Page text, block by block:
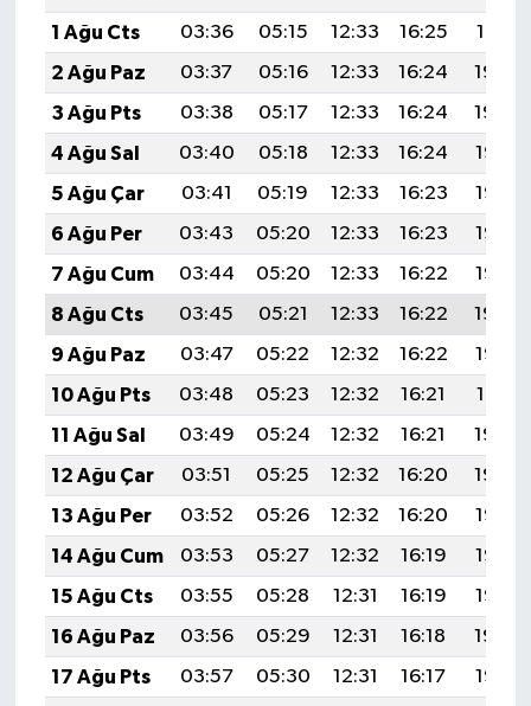
1 Ağu Cts
03:36 05:15 12:33 16:25
19:41
2 Ağu Paz
03:37 05:16 12:33 16:24
19:40
3 Ağu Pts
03:38 05:17 12:33 16:24
19:39
4 Ağu Sal
03:40 05:18 12:33 16:24
19:38
5 Ağu Çar
03:41 05:19 12:33 16:23
19:37
6 Ağu Per
03:43 05:20 12:33 16:23
19:36
7 Ağu Cum
03:44 05:20 12:33 16:22
19:35
8 Ağu Cts
03:45 05:21 12:33 16:22
19:34
9 Ağu Paz
03:47 05:22 12:32 16:22
19:33
10 Ağu Pts
03:48 05:23 12:32 16:21
19:31
11 Ağu Sal
03:49 05:24 12:32 16:21
19:30
12 Ağu Çar
03:51 05:25 12:32 16:20
19:29
13 Ağu Per
03:52 05:26 12:32 16:20
19:28
14 Ağu Cum
03:53 05:27 12:32 16:19
19:26
15 Ağu Cts
03:55 05:28 12:31 16:19
19:25
16 Ağu Paz
03:56 05:29 12:31 16:18
19:24
17 Ağu Pts
03:57 05:30 12:31 16:17
19:22